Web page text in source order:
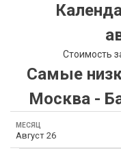
Стоимость
Самые
Москва -
Месяц
Вылет
Август 26
Большой Сочи
Экскурсионные туры
VIP отели 5 звезд
ТОП 10 лучших отелей